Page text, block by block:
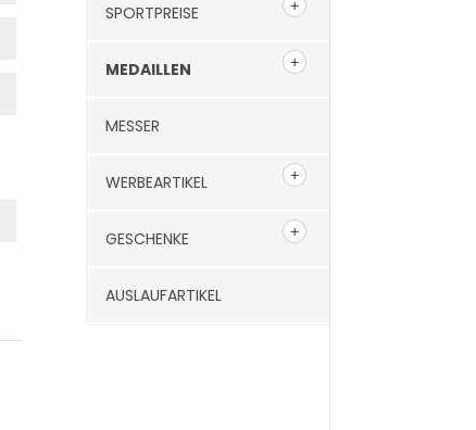
SPORTPREISE
MEDAILLEN
MESSER
WERBEARTIKEL
GESCHENKE
AUSLAUFARTIKEL